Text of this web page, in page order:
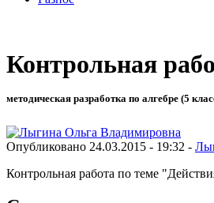
Контрольная
методическая разработка по алгебре (5
Опубликовано 24.03.2015 - 19:32 -
Контрольная работа по теме